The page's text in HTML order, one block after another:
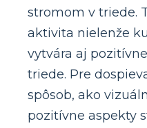
stromom v triede.
aktivita nielenže
vytvára aj
triede. Pre
spôsob, ako
pozitívne aspekty